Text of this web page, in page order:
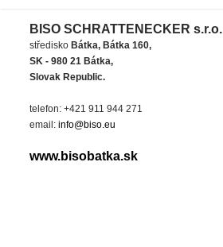
BISO SCHRATTENECKER s.r.o.
středisko Bátka, Bátka 160,
SK - 980 21 Bátka,
Slovak Republic.
telefon: +421 911 944 271
email: info@biso.eu
www.bisobatka.sk